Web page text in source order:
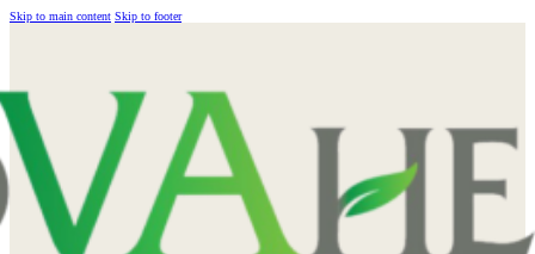
Skip to main content Skip to footer